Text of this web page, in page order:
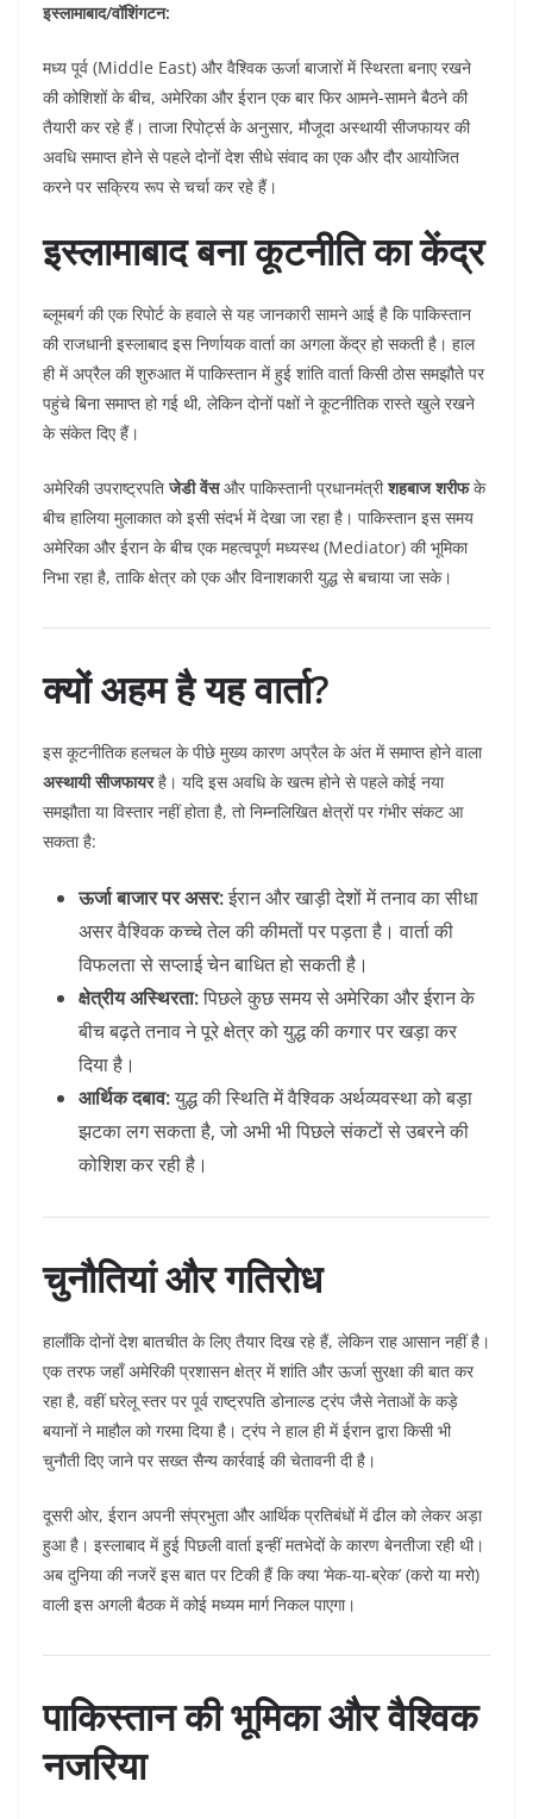
इस्लामाबाद/वॉशिंगटन:
मध्य पूर्व (Middle East) और वैश्विक ऊर्जा बाजारों में स्थिरता बनाए रखने
की कोशिशों के बीच, अमेरिका और ईरान एक बार फिर आमने-सामने बैठने की
तैयारी कर रहे हैं। ताजा रिपोर्ट्स के अनुसार, मौजूदा अस्थायी सीजफायर की
अवधि समाप्त होने से पहले दोनों देश सीधे संवाद का एक और दौर आयोजित
करने पर सक्रिय रूप से चर्चा कर रहे हैं।
इस्लामाबाद बना कूटनीति का केंद्र
ब्लूमबर्ग की एक रिपोर्ट के हवाले से यह जानकारी सामने आई है कि पाकिस्तान
की राजधानी इस्लाबाद इस निर्णायक वार्ता का अगला केंद्र हो सकती है। हाल
ही में अप्रैल की शुरुआत में पाकिस्तान में हुई शांति वार्ता किसी ठोस समझौते पर
पहुंचे बिना समाप्त हो गई थी, लेकिन दोनों पक्षों ने कूटनीतिक रास्ते खुले रखने
के संकेत दिए हैं।
अमेरिकी उपराष्ट्रपतिजेडी वेंसऔर पाकिस्तानी प्रधानमंत्रीशहबाज शरीफके
बीच हालिया मुलाकात को इसी संदर्भ में देखा जा रहा है। पाकिस्तान इस समय
अमेरिका और ईरान के बीच एक महत्वपूर्ण मध्यस्थ (Mediator) की भूमिका
निभा रहा है, ताकि क्षेत्र को एक और विनाशकारी युद्ध से बचाया जा सके।
क्यों अहम है यह वार्ता?
इस कूटनीतिक हलचल के पीछे मुख्य कारण अप्रैल के अंत में समाप्त होने वाला
अस्थायी सीजफायरहै। यदि इस अवधि के खत्म होने से पहले कोई नया
समझौता या विस्तार नहीं होता है, तो निम्नलिखित क्षेत्रों पर गंभीर संकट आ
सकता है:
ऊर्जा बाजार पर असर:ईरान और खाड़ी देशों में तनाव का सीधा
असर वैश्विक कच्चे तेल की कीमतों पर पड़ता है। वार्ता की
विफलता से सप्लाई चेन बाधित हो सकती है।
क्षेत्रीय अस्थिरता:पिछले कुछ समय से अमेरिका और ईरान के
बीच बढ़ते तनाव ने पूरे क्षेत्र को युद्ध की कगार पर खड़ा कर
दिया है।
आर्थिक दबाव:युद्ध की स्थिति में वैश्विक अर्थव्यवस्था को बड़ा
झटका लग सकता है, जो अभी भी पिछले संकटों से उबरने की
कोशिश कर रही है।
चुनौतियां और गतिरोध
हालाँकि दोनों देश बातचीत के लिए तैयार दिख रहे हैं, लेकिन राह आसान नहीं है।
एक तरफ जहाँ अमेरिकी प्रशासन क्षेत्र में शांति और ऊर्जा सुरक्षा की बात कर
रहा है, वहीं घरेलू स्तर पर पूर्व राष्ट्रपति डोनाल्ड ट्रंप जैसे नेताओं के कड़े
बयानों ने माहौल को गरमा दिया है। ट्रंप ने हाल ही में ईरान द्वारा किसी भी
चुनौती दिए जाने पर सख्त सैन्य कार्रवाई की चेतावनी दी है।
दूसरी ओर, ईरान अपनी संप्रभुता और आर्थिक प्रतिबंधों में ढील को लेकर अड़ा
हुआ है। इस्लाबाद में हुई पिछली वार्ता इन्हीं मतभेदों के कारण बेनतीजा रही थी।
अब दुनिया की नजरें इस बात पर टिकी हैं कि क्या ‘मेक-या-ब्रेक’ (करो या मरो)
वाली इस अगली बैठक में कोई मध्यम मार्ग निकल पाएगा।
पाकिस्तान की भूमिका और वैश्विक
नजरिया